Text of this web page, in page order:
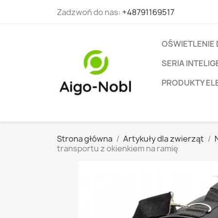
Zadzwoń do nas: +48791169517
OŚWIETLENIE
SERIA
PRODUKTY
Strona główna Artykuły dla zwierząt
transportu z okienkiem na ramię